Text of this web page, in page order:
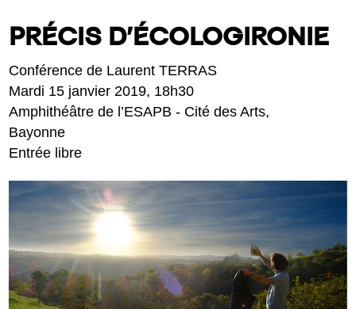
PRÉCIS D’ÉCOLOGIRONIE
Conférence de Laurent TERRAS
Mardi 15 janvier 2019, 18h30
Amphithéâtre de l’ESAPB - Cité des Arts,
Bayonne
Entrée libre